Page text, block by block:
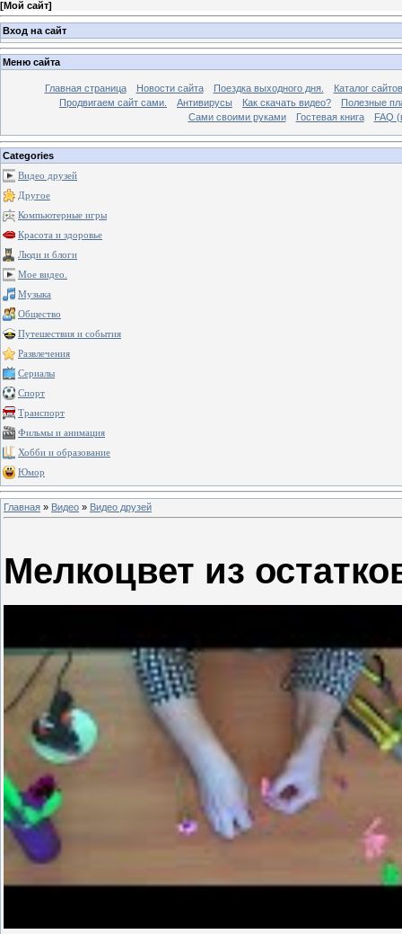
[Мой сайт]
Вход на сайт
Меню сайта
Главная страница Новости сайта Поездка выходного дня.
Каталог сайтов
Продвигаем сайт сами.
Антивирусы Как скачать видео?
Полезные
Сами своими руками
Гостевая книга FAQ
Categories
Видео друзей
Другое
Компьютерные игры
Красота и здоровье
Люди и блоги
Мое видео.
Музыка
Общество
Путешествия и события
Развлечения
Сериалы
Спорт
Транспорт
Фильмы и анимация
Хобби и образование
Юмор
Главная » Видео » Видео друзей
Мелкоцвет из